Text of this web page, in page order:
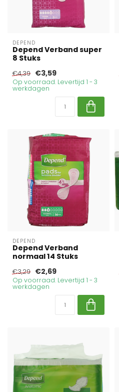
DEPEND
Depend Verband super
8 Stuks
€4,39 €3,59
Op voorraad. Levertijd 1 - 3
werkdagen
DEPEND
Depend Verband
normaal 14 Stuks
€3,29 €2,69
Op voorraad. Levertijd 1 - 3
werkdagen